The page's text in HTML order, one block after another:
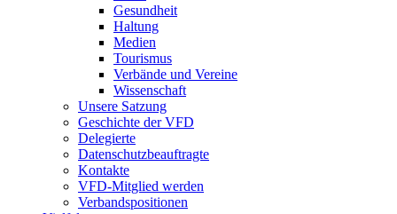
Gesundheit
Haltung
Medien
Tourismus
Verbände und Vereine
Wissenschaft
Unsere Satzung
Geschichte der VFD
Delegierte
Datenschutzbeauftragte
Kontakte
VFD-Mitglied werden
Verbandspositionen